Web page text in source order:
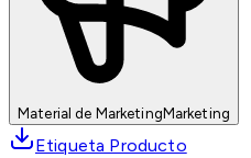
Material de MarketingMarketing
Etiqueta Producto